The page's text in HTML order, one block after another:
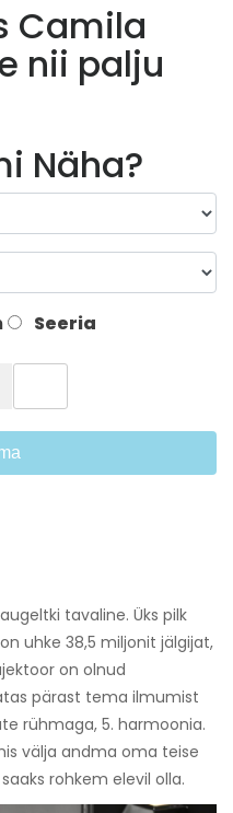
Camila
nii palju
Näha?
Seeria
tavaline. Üks pilk
uhke 38,5 miljonit jälgijat,
on olnud
pärast tema ilmumist
rühmaga, 5. harmoonia.
välja andma oma teise
rohkem elevil olla.